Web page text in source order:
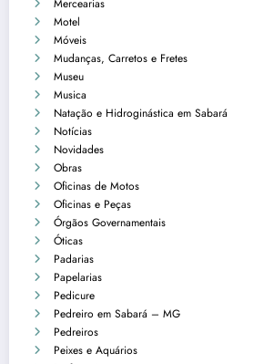
Mercearias
Motel
Móveis
Mudanças, Carretos e Fretes
Museu
Musica
Natação e Hidroginástica em Sabará
Notícias
Novidades
Obras
Oficinas de Motos
Oficinas e Peças
Órgãos Governamentais
Óticas
Padarias
Papelarias
Pedicure
Pedreiro em Sabará – MG
Pedreiros
Peixes e Aquários